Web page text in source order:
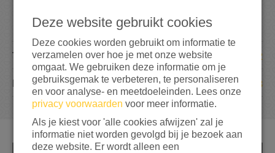
bereikt van het totaalbedrag € 1.500
12
TEAMLEDEN
108
DONATIES
Deze website gebruikt cookies
Deze cookies worden gebruikt om informatie te
verzamelen over hoe je met onze website
omgaat. We gebruiken deze informatie om je
gebruiksgemak te verbeteren, te personaliseren
en voor analyse- en meetdoeleinden. Lees onze
privacy voorwaarden voor meer informatie.
Als je kiest voor 'alle cookies afwijzen' zal je
informatie niet worden gevolgd bij je bezoek aan
deze website. Er wordt alleen een